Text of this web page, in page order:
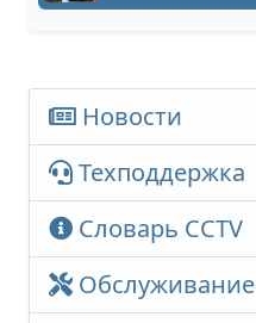
Новости
Техподдержка
Словарь CCTV
Обслуживание